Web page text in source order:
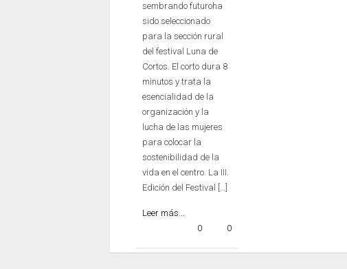
sembrando futuroha
sido seleccionado
para la sección rural
del festival Luna de
Cortos. El corto dura 8
minutos y trata la
esencialidad de la
organización y la
lucha de las mujeres
para colocar la
sostenibilidad de la
vida en el centro. La III.
Edición del Festival […]
Leer más...
0
0